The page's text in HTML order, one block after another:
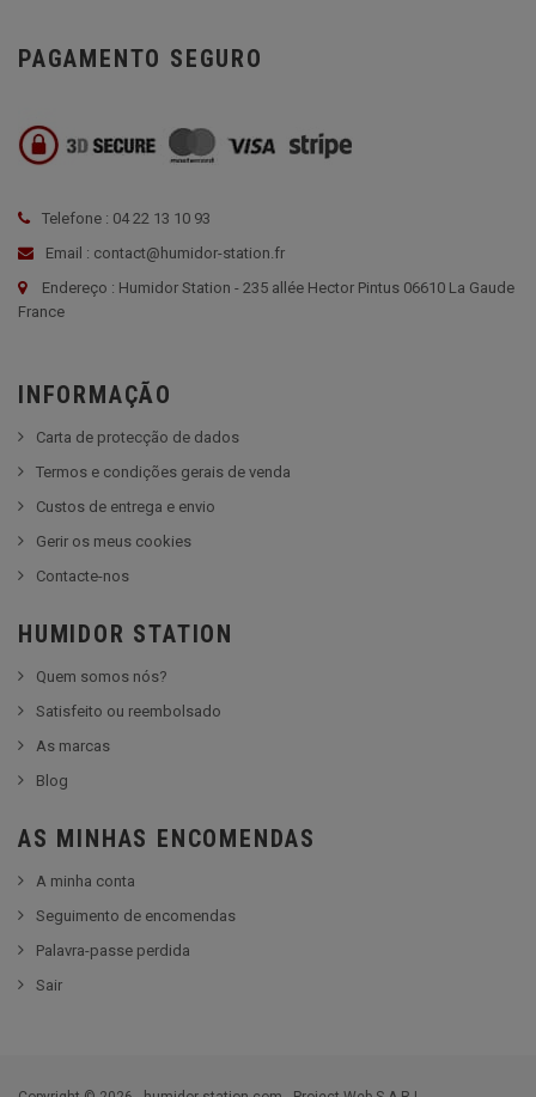
PAGAMENTO SEGURO
Telefone : 04 22 13 10 93
Email : contact@humidor-station.fr
Endereço : Humidor Station - 235 allée Hector Pintus 06610 La Gaude
France
INFORMAÇÃO
Carta de protecção de dados
Termos e condições gerais de venda
Custos de entrega e envio
Gerir os meus cookies
Contacte-nos
HUMIDOR STATION
Quem somos nós?
Satisfeito ou reembolsado
As marcas
Blog
AS MINHAS ENCOMENDAS
A minha conta
Seguimento de encomendas
Palavra-passe perdida
Sair